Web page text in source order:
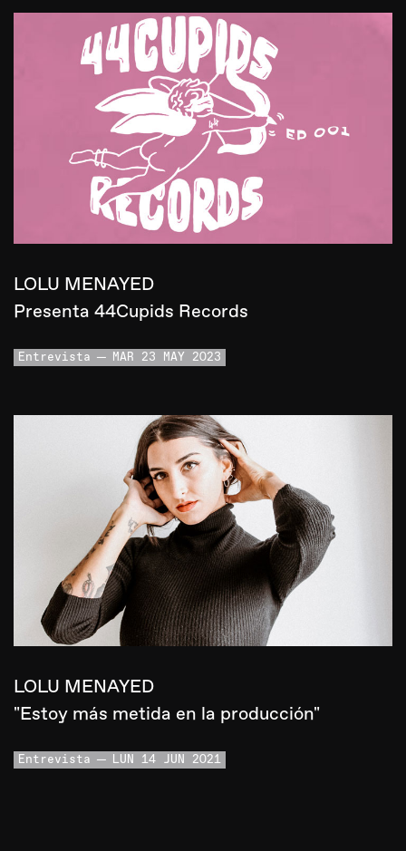
LOLU MENAYED
Presenta 44Cupids Records
Entrevista MAR 23 MAY 2023
LOLU MENAYED
"Estoy más metida en la producción"
Entrevista LUN 14 JUN 2021